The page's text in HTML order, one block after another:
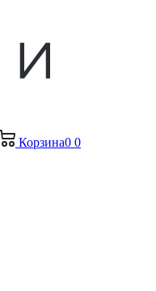
Корзина0 0